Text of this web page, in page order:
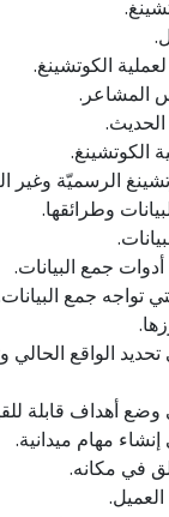
لعملية الكوتشينغ.
المشاعر.
الكوتشينغ.
الرسميّة وغير
وطرائقها.
جمع البيانات.
تواجه جمع
الواقع الحالي
أهداف قابلة
مهام ميدانية.
في مكانه.